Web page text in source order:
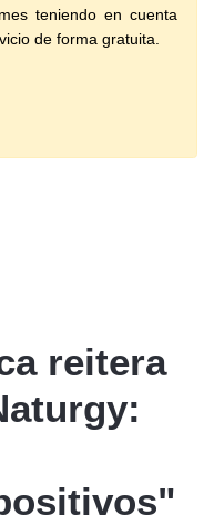
teniendo en cuenta
de forma gratuita.
reitera